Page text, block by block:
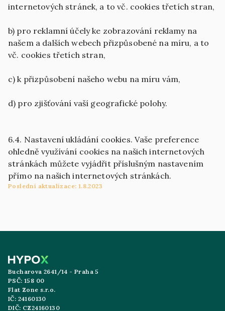
internetových stránek, a to vč. cookies třetích stran,
b) pro reklamní účely ke zobrazování reklamy na
našem a dalších webech přizpůsobené na míru, a to
vč. cookies třetích stran,
c) k přizpůsobení našeho webu na míru vám,
d) pro zjišťování vaší geografické polohy.
6.4. Nastavení ukládání cookies. Vaše preference
ohledně využívání cookies na našich internetových
stránkách můžete vyjádřit příslušným nastavením
přímo na našich internetových stránkách.
Poslední aktualizace: 1.8.2023
Bucharova 2641/14 - Praha 5
PSČ: 158 00
Flat Zone s.r.o.
IČ: 24160130
DIČ: CZ24160130